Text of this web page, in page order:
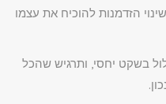
הזדמנות להוכיח את עצמו
בשקט יחסי, ותרגיש שהכל